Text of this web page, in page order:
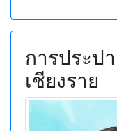
การประป
เชียงราย